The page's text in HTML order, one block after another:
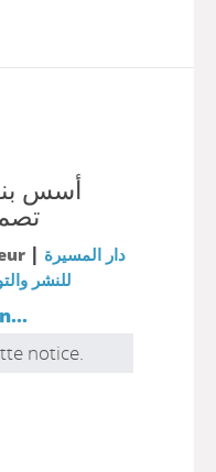
أسس
| دار المسيرة
للنشر
notice.